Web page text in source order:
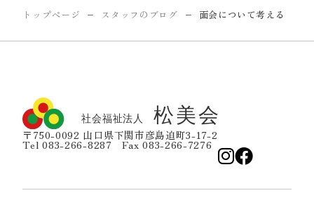
トップページ ー スタッフのブログ ー 面会について考える
〒750-0092 山口県下関市彦島迫町3-17-2
Tel 083-266-8287 Fax 083-266-7276